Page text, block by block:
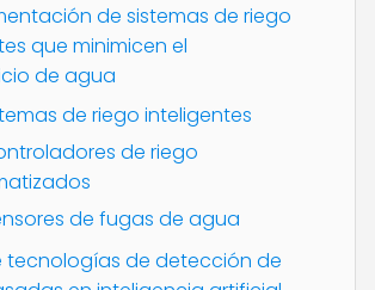
de sistemas de riego
que minimicen el
de agua
de riego inteligentes
de riego
de fugas de agua
tecnologías de detección de